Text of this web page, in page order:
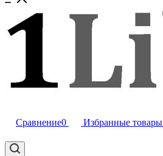
Сравнение0 Избранные товары